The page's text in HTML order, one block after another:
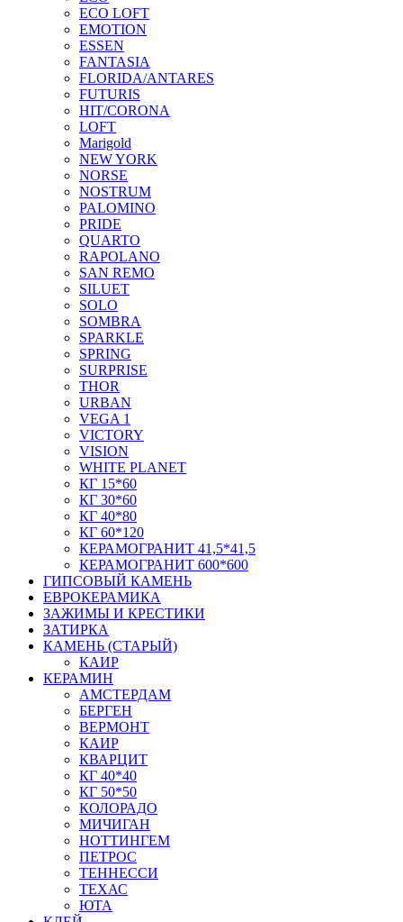
ECO LOFT
EMOTION
ESSEN
FANTASIA
FLORIDA/ANTARES
FUTURIS
HIT/CORONA
LOFT
Marigold
NEW YORK
NORSE
NOSTRUM
PALOMINO
PRIDE
QUARTO
RAPOLANO
SAN REMO
SILUET
SOLO
SOMBRA
SPARKLE
SPRING
SURPRISE
THOR
URBAN
VEGA 1
VICTORY
VISION
WHITE PLANET
КГ 15*60
КГ 30*60
КГ 40*80
КГ 60*120
КЕРАМОГРАНИТ 41,5*41,5
КЕРАМОГРАНИТ 600*600
ГИПСОВЫЙ КАМЕНЬ
ЕВРОКЕРАМИКА
ЗАЖИМЫ И КРЕСТИКИ
ЗАТИРКА
КАМЕНЬ (СТАРЫЙ)
КАИР
КЕРАМИН
АМСТЕРДАМ
БЕРГЕН
ВЕРМОНТ
КАИР
КВАРЦИТ
КГ 40*40
КГ 50*50
КОЛОРАДО
МИЧИГАН
НОТТИНГЕМ
ПЕТРОС
ТЕННЕССИ
ТЕХАС
ЮТА